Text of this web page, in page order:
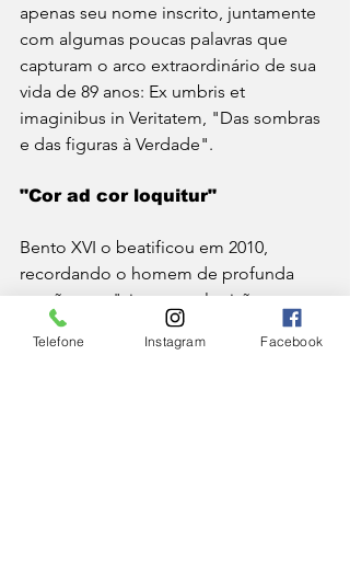
apenas seu nome inscrito, juntamente
com algumas poucas palavras que
capturam o arco extraordinário de sua
vida de 89 anos: Ex umbris et
imaginibus in Veritatem, "Das sombras
e das figuras à Verdade".
"Cor ad cor loquitur"
Bento XVI o beatificou em 2010,
recordando o homem de profunda
oração que "viveu aquela visão
profundamente humana do ministério
sacerdotal em seu dedicado cuidado
Telefone Instagram Facebook